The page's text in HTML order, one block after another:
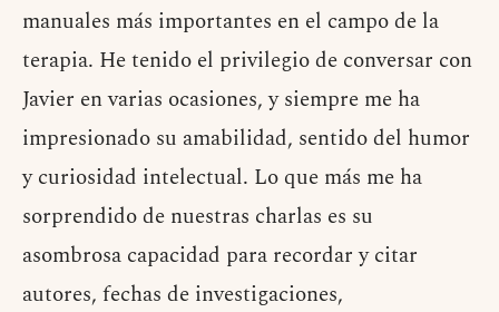
manuales más importantes en el campo de la
terapia. He tenido el privilegio de conversar con
Javier en varias ocasiones, y siempre me ha
impresionado su amabilidad, sentido del humor
y curiosidad intelectual. Lo que más me ha
sorprendido de nuestras charlas es su
asombrosa capacidad para recordar y citar
autores, fechas de investigaciones,